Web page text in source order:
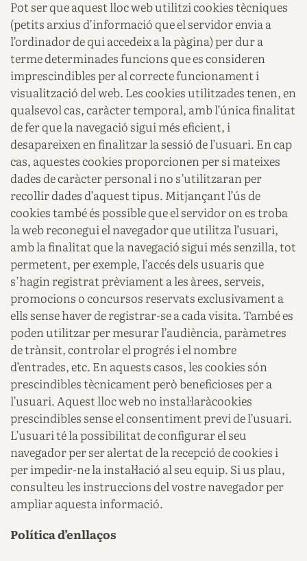
Pot ser que aquest lloc web utilitzi cookies tècniques
(petits arxius d’informació que el servidor envia a
l’ordinador de qui accedeix a la pàgina) per dur a
terme determinades funcions que es consideren
imprescindibles per al correcte funcionament i
visualització del web. Les cookies utilitzades tenen, en
qualsevol cas, caràcter temporal, amb l’única finalitat
de fer que la navegació sigui més eficient, i
desapareixen en finalitzar la sessió de l’usuari. En cap
cas, aquestes cookies proporcionen per si mateixes
dades de caràcter personal i no s’utilitzaran per
recollir dades d’aquest tipus. Mitjançant l’ús de
cookies també és possible que el servidor on es troba
la web reconegui el navegador que utilitza l’usuari,
amb la finalitat que la navegació sigui més senzilla, tot
permetent, per exemple, l’accés dels usuaris que
s’hagin registrat prèviament a les àrees, serveis,
promocions o concursos reservats exclusivament a
ells sense haver de registrar-se a cada visita. També es
poden utilitzar per mesurar l’audiència, paràmetres
de trànsit, controlar el progrés i el nombre
d’entrades, etc. En aquests casos, les cookies són
prescindibles tècnicament però beneficioses per a
l’usuari. Aquest lloc web no instal·laràcookies
prescindibles sense el consentiment previ de l’usuari.
L’usuari té la possibilitat de configurar el seu
navegador per ser alertat de la recepció de cookies i
per impedir-ne la instal·lació al seu equip. Si us plau,
consulteu les instruccions del vostre navegador per
ampliar aquesta informació.
Política d’enllaços